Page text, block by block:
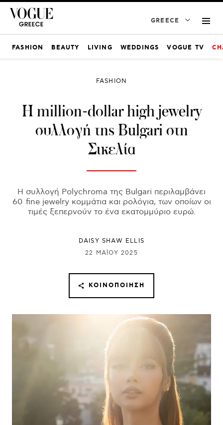
GREECE
FASHION BEAUTY LIVING WEDDINGS VOGUE TV
FASHION
H million-dollar high jewelry
συλλογή της Bulgari στη
Σικελία
Η συλλογή Polychroma της Bulgari περιλαμβάνει
60 fine jewelry κομμάτια και ρολόγια, των οποίων οι
τιμές ξεπερνούν το ένα εκατομμύριο ευρώ.
DAISY SHAW ELLIS
22 ΜΑΪ́ΟΥ 2025
ΚΟΙΝΟΠΟΊΗΣΗ